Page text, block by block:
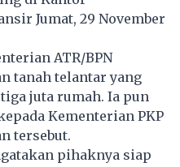
Jumat, 29 November
ATR/BPN
tanah telantar yang
juta rumah. Ia pun
Kementerian PKP
tersebut.
pihaknya siap